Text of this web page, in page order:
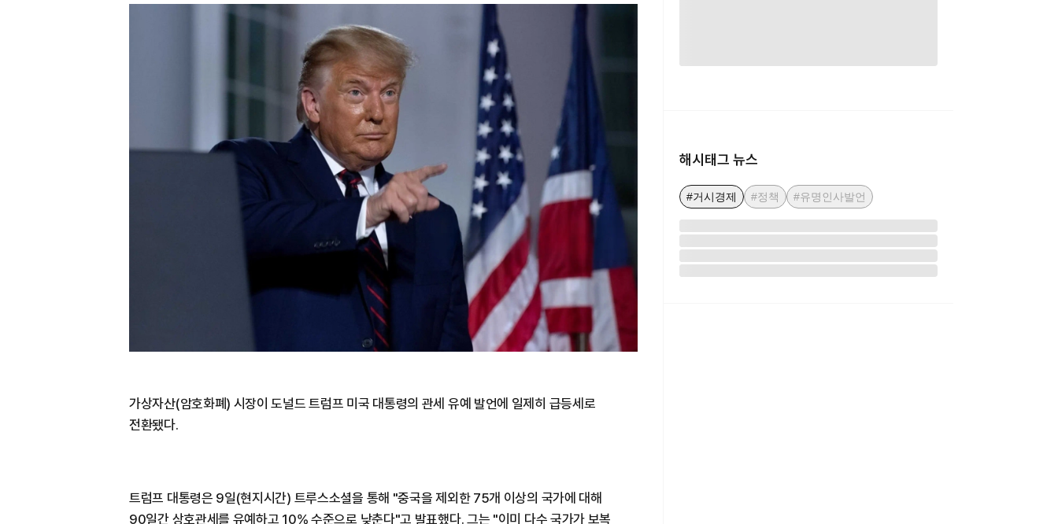
가상자산(암호화폐) 시장이 도널드 트럼프 미국 대통령의 관세 유예 발언에 일제히 급등세로
전환됐다.
트럼프 대통령은 9일(현지시간) 트루스소셜을 통해 "중국을 제외한 75개 이상의 국가에 대해
90일간 상호관세를 유예하고 10% 수준으로 낮춘다"고 발표했다. 그는 "이미 다수 국가가 보복
해시태그 뉴스
#거시경제 #정책 #유명인사발언